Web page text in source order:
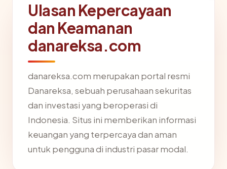
Ulasan Kepercayaan
dan Keamanan
danareksa.com
danareksa.com merupakan portal resmi
Danareksa, sebuah perusahaan sekuritas
dan investasi yang beroperasi di
Indonesia. Situs ini memberikan informasi
keuangan yang terpercaya dan aman
untuk pengguna di industri pasar modal.